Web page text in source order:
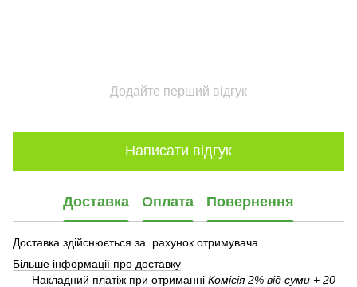
Додайте перший відгук
Написати відгук
Доставка Оплата Повернення
Доставка здійснюється за рахунок отримувача
Більше інформації про доставку
Накладний платіж при отриманні Комісія 2% від суми + 20